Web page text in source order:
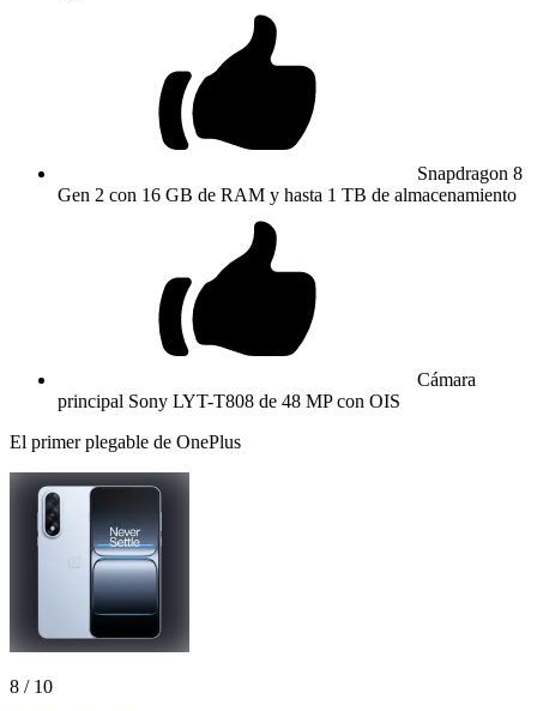
Snapdragon 8
Gen 2 con 16 GB de RAM y hasta 1 TB de almacenamiento
Cámara
principal Sony LYT-T808 de 48 MP con OIS
El primer plegable de OnePlus
8 / 10